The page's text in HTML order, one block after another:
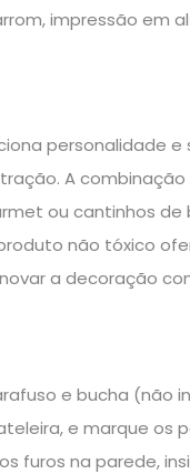
impressão em
personalidade
A
ou cantinhos de
não tóxico
a decoração
e bucha (não
e marque os
furos na parede,